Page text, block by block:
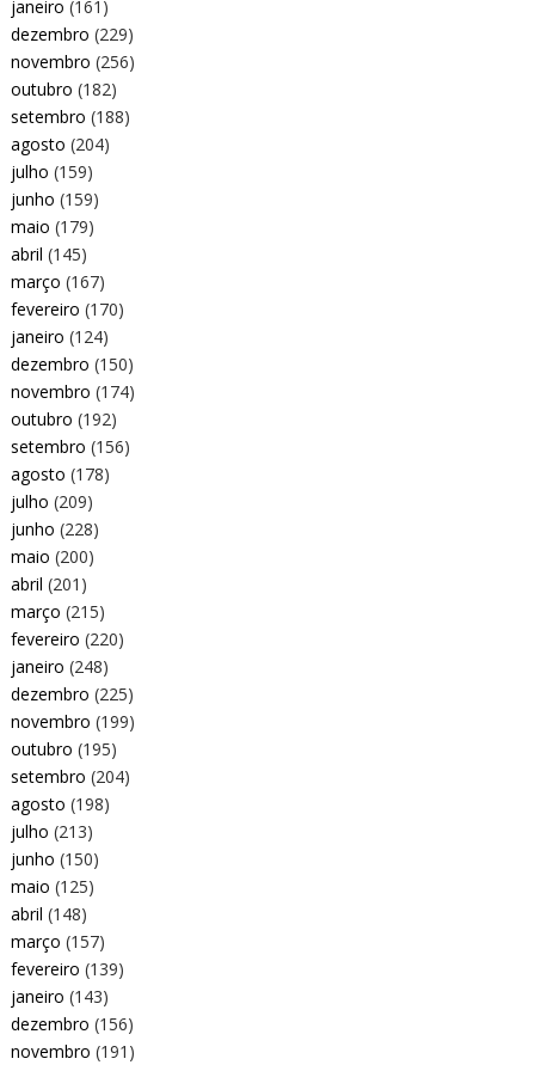
janeiro (161)
dezembro (229)
novembro (256)
outubro (182)
setembro (188)
agosto (204)
julho (159)
junho (159)
maio (179)
abril (145)
março (167)
fevereiro (170)
janeiro (124)
dezembro (150)
novembro (174)
outubro (192)
setembro (156)
agosto (178)
julho (209)
junho (228)
maio (200)
abril (201)
março (215)
fevereiro (220)
janeiro (248)
dezembro (225)
novembro (199)
outubro (195)
setembro (204)
agosto (198)
julho (213)
junho (150)
maio (125)
abril (148)
março (157)
fevereiro (139)
janeiro (143)
dezembro (156)
novembro (191)